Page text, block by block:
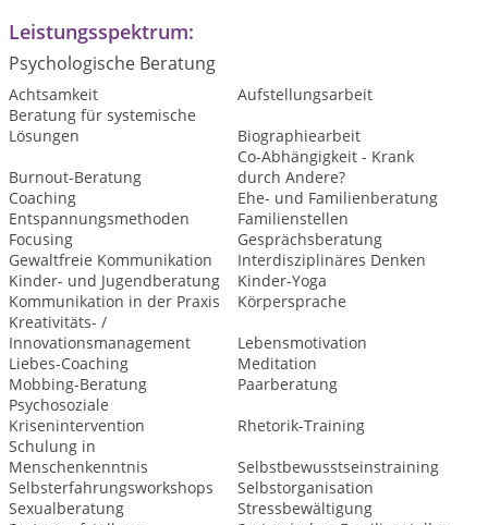
Leistungsspektrum:
Psychologische Beratung
Achtsamkeit
Aufstellungsarbeit
Beratung für systemische
Lösungen
Biographiearbeit
Burnout-Beratung
Co-Abhängigkeit - Krank
durch Andere?
Coaching
Ehe- und Familienberatung
Entspannungsmethoden
Familienstellen
Focusing
Gesprächsberatung
Gewaltfreie Kommunikation
Interdisziplinäres Denken
Kinder- und Jugendberatung
Kinder-Yoga
Kommunikation in der Praxis
Körpersprache
Kreativitäts- /
Innovationsmanagement
Lebensmotivation
Liebes-Coaching
Meditation
Mobbing-Beratung
Paarberatung
Psychosoziale
Krisenintervention
Rhetorik-Training
Schulung in
Menschenkenntnis
Selbstbewusstseinstraining
Selbsterfahrungsworkshops
Selbstorganisation
Sexualberatung
Stressbewältigung